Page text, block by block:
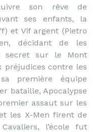
son rêve de
ses enfants, la
et Vif argent (Pietro
décidant de les
secret sur le Mont
préjudices contre les
première équipe
bataille, Apocalypse
assaut sur les
les X-Men firent de
l’école fut